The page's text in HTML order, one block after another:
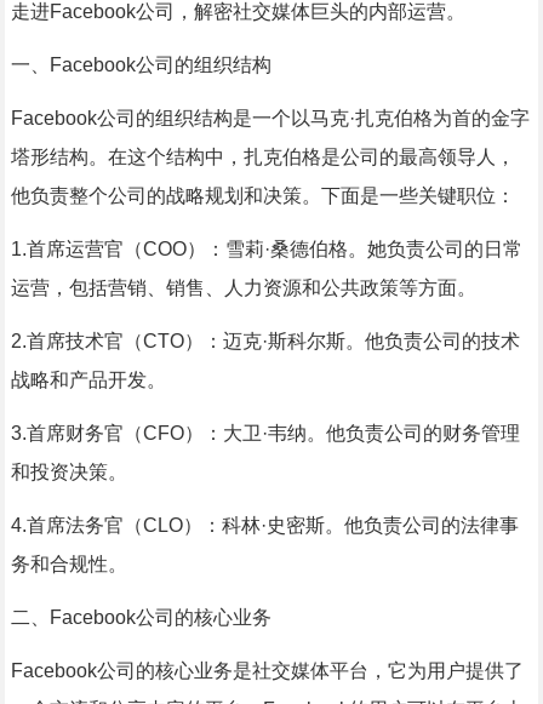
走进Facebook公司，解密社交媒体巨头的内部运营。
一、Facebook公司的组织结构
Facebook公司的组织结构是一个以马克·扎克伯格为首的金字
塔形结构。在这个结构中，扎克伯格是公司的最高领导人，
他负责整个公司的战略规划和决策。下面是一些关键职位：
1.首席运营官（COO）：雪莉·桑德伯格。她负责公司的日常
运营，包括营销、销售、人力资源和公共政策等方面。
2.首席技术官（CTO）：迈克·斯科尔斯。他负责公司的技术
战略和产品开发。
3.首席财务官（CFO）：大卫·韦纳。他负责公司的财务管理
和投资决策。
4.首席法务官（CLO）：科林·史密斯。他负责公司的法律事
务和合规性。
二、Facebook公司的核心业务
Facebook公司的核心业务是社交媒体平台，它为用户提供了